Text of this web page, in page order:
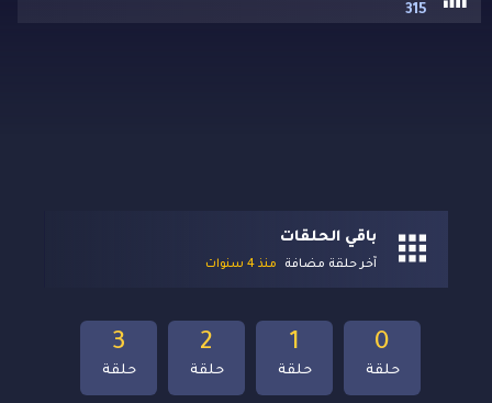
315
باقي الحلقات
آخر حلقة مضافة منذ 4 سنوات
3
حلقة
2
حلقة
1
حلقة
0
حلقة